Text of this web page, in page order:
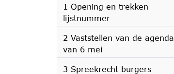
1 Opening en trekken
lijstnummer
2 Vaststellen van de agenda
van 6 mei
3 Spreekrecht burgers